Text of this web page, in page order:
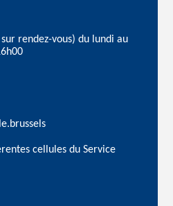
rendez-vous) du lundi au
cellules du Service